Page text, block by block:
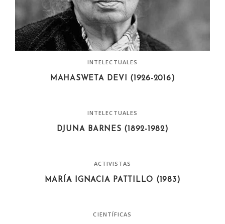
INTELECTUALES
MAHASWETA DEVI (1926-2016)
INTELECTUALES
DJUNA BARNES (1892-1982)
ACTIVISTAS
MARÍA IGNACIA PATTILLO (1983)
CIENTÍFICAS